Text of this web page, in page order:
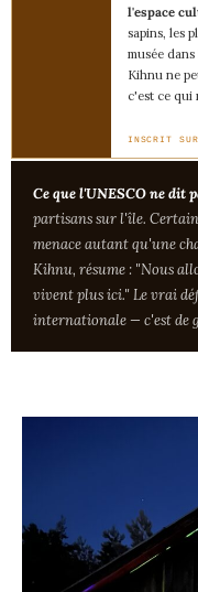
l'espace
sapins, les
musée
Kihnu ne
c'est ce qui
INSCRIT
Ce que l'UNESCO ne dit
partisans sur l'île.
menace autant qu'une
Kihnu, résume : "Nous
vivent plus ici." Le vrai
internationale — c'est de